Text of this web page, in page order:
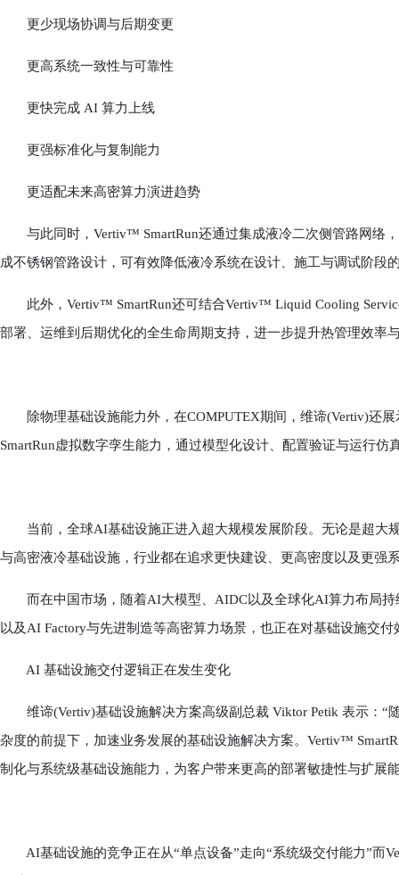
更少现场协调与后期变更
更高系统一致性与可靠性
更快完成 AI 算力上线
更强标准化与复制能力
更适配未来高密算力演进趋势
与此同时，Vertiv™ SmartRun还通过集成液冷二次侧管路网络
成不锈钢管路设计，可有效降低液冷系统在设计、施工与调试阶
此外，Vertiv™ SmartRun还可结合Vertiv™ Liquid Cooling
部署、运维到后期优化的全生命周期支持，进一步提升热管理效率
除物理基础设施能力外，在COMPUTEX期间，维谛(Vertiv)还展
SmartRun虚拟数字孪生能力，通过模型化设计、配置验证与运行
当前，全球AI基础设施正进入超大规模发展阶段。无论是超大
与高密液冷基础设施，行业都在追求更快建设、更高密度以及更强
而在中国市场，随着AI大模型、AIDC以及全球化AI算力布局持
以及AI Factory与先进制造等高密算力场景，也正在对基础设施交
AI 基础设施交付逻辑正在发生变化
维谛(Vertiv)基础设施解决方案高级副总裁 Viktor Petik 表示：“
杂度的前提下，加速业务发展的基础设施解决方案。Vertiv™
制化与系统级基础设施能力，为客户带来更高的部署敏捷性与扩展
AI基础设施的竞争正在从“单点设备”走向“系统级交付能力”而